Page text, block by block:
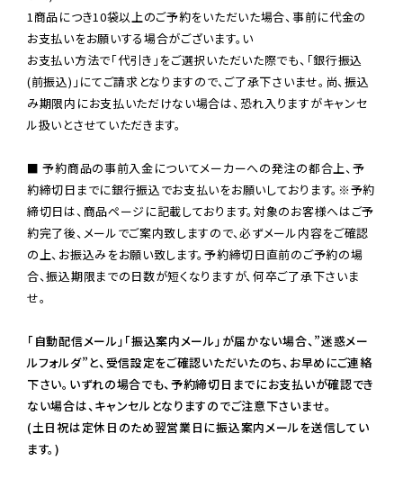
1商品につき10袋以上のご予約をいただいた場合、事前に代金の
お支払いをお願いする場合がございます。い
お支払い方法で「代引き」をご選択いただいた際でも、「銀行振込
(前振込)」にてご請求となりますので、ご了承下さいませ。尚、振込
み期限内にお支払いただけない場合は、恐れ入りますがキャンセ
ル扱いとさせていただきます。
■ 予約商品の事前入金についてメーカーへの発注の都合上、予
約締切日までに銀行振込でお支払いをお願いしております。※予約
締切日は、商品ページに記載しております。対象のお客様へはご予
約完了後、メールでご案内致しますので、必ずメール内容をご確認
の上、お振込みをお願い致します。予約締切日直前のご予約の場
合、振込期限までの日数が短くなりますが、何卒ご了承下さいま
せ。
「自動配信メール」「振込案内メール」が届かない場合、”迷惑メー
ルフォルダ”と、受信設定をご確認いただいたのち、お早めにご連絡
下さい。いずれの場合でも、予約締切日までにお支払いが確認でき
ない場合は、キャンセルとなりますのでご注意下さいませ。
(土日祝は定休日のため翌営業日に振込案内メールを送信してい
ます。)